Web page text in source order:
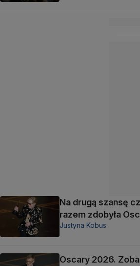
Na drugą szansę
razem zdobyła
Justyna Kobus
Oscary 2026.